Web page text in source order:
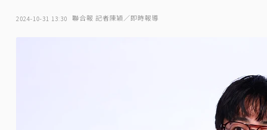
2024-10-31 13:30 聯合報 記者陳穎／即時報導